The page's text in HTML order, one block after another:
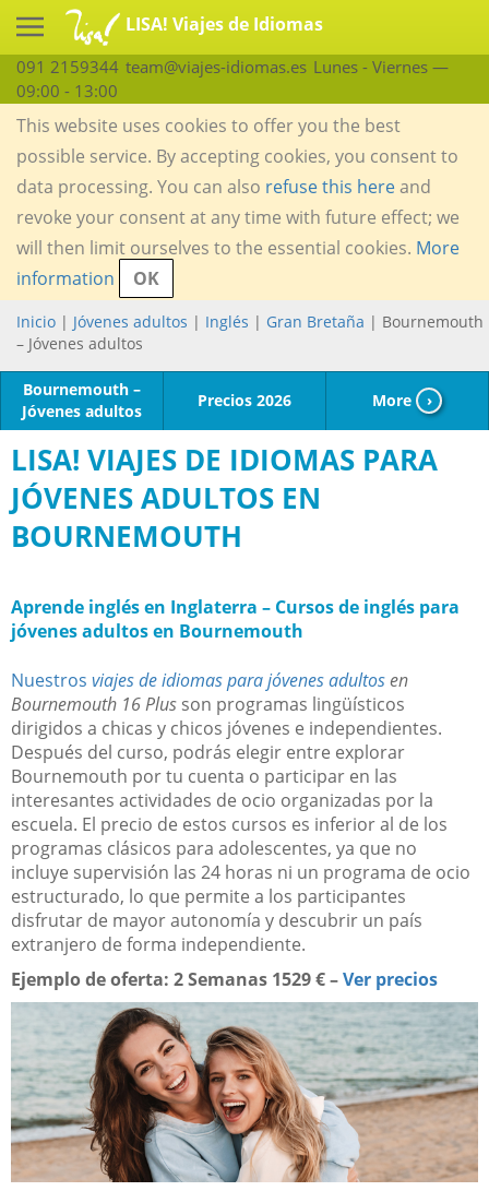
LISA! Viajes de Idiomas
091 2159344 team@viajes-idiomas.es Lunes - Viernes —
09:00 - 13:00
This website uses cookies to offer you the best
possible service. By accepting cookies, you consent to
data processing. You can also refuse this hereand
revoke your consent at any time with future effect; we
will then limit ourselves to the essential cookies. More
information
OK
Inicio | Jóvenes adultos | Inglés | Gran Bretaña | Bournemouth
– Jóvenes adultos
Bournemouth –
Jóvenes adultos
Precios 2026 More ›
LISA! VIAJES DE IDIOMAS PARA
JÓVENES ADULTOS EN
BOURNEMOUTH
Aprende inglés en Inglaterra – Cursos de inglés para
jóvenes adultos en Bournemouth
Nuestros viajes de idiomas para jóvenes adultosen
Bournemouth 16 Plus son programas lingüísticos
dirigidos a chicas y chicos jóvenes e independientes.
Después del curso, podrás elegir entre explorar
Bournemouth por tu cuenta o participar en las
interesantes actividades de ocio organizadas por la
escuela. El precio de estos cursos es inferior al de los
programas clásicos para adolescentes, ya que no
incluye supervisión las 24 horas ni un programa de ocio
estructurado, lo que permite a los participantes
disfrutar de mayor autonomía y descubrir un país
extranjero de forma independiente.
Ejemplo de oferta: 2 Semanas 1529 € –Ver precios